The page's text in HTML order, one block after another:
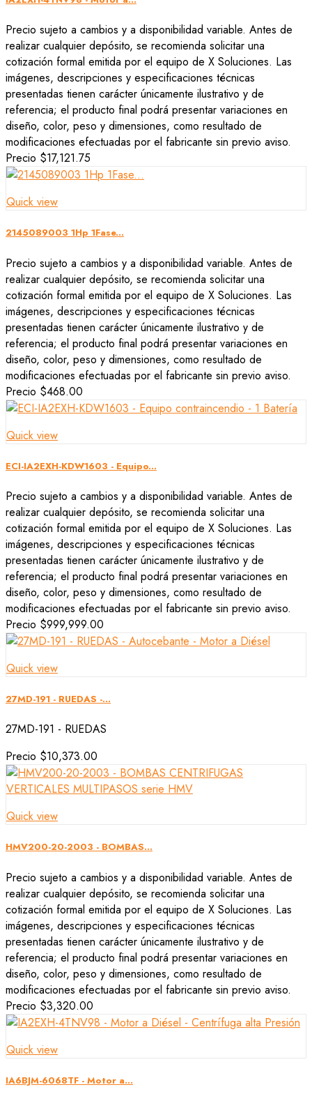
Precio sujeto a cambios y a disponibilidad variable. Antes de
realizar cualquier depósito, se recomienda solicitar una
cotización formal emitida por el equipo de X Soluciones. Las
imágenes, descripciones y especificaciones técnicas
presentadas tienen carácter únicamente ilustrativo y de
referencia; el producto final podrá presentar variaciones en
diseño, color, peso y dimensiones, como resultado de
modificaciones efectuadas por el fabricante sin previo aviso.
Precio $17,121.75
Quick view
2145089003 1Hp 1Fase...
Precio sujeto a cambios y a disponibilidad variable. Antes de
realizar cualquier depósito, se recomienda solicitar una
cotización formal emitida por el equipo de X Soluciones. Las
imágenes, descripciones y especificaciones técnicas
presentadas tienen carácter únicamente ilustrativo y de
referencia; el producto final podrá presentar variaciones en
diseño, color, peso y dimensiones, como resultado de
modificaciones efectuadas por el fabricante sin previo aviso.
Precio $468.00
Quick view
ECI-IA2EXH-KDW1603 - Equipo...
Precio sujeto a cambios y a disponibilidad variable. Antes de
realizar cualquier depósito, se recomienda solicitar una
cotización formal emitida por el equipo de X Soluciones. Las
imágenes, descripciones y especificaciones técnicas
presentadas tienen carácter únicamente ilustrativo y de
referencia; el producto final podrá presentar variaciones en
diseño, color, peso y dimensiones, como resultado de
modificaciones efectuadas por el fabricante sin previo aviso.
Precio $999,999.00
Quick view
27MD-191 - RUEDAS -...
27MD-191 - RUEDAS
Precio $10,373.00
Quick view
HMV200-20-2003 - BOMBAS...
Precio sujeto a cambios y a disponibilidad variable. Antes de
realizar cualquier depósito, se recomienda solicitar una
cotización formal emitida por el equipo de X Soluciones. Las
imágenes, descripciones y especificaciones técnicas
presentadas tienen carácter únicamente ilustrativo y de
referencia; el producto final podrá presentar variaciones en
diseño, color, peso y dimensiones, como resultado de
modificaciones efectuadas por el fabricante sin previo aviso.
Precio $3,320.00
Quick view
IA6BJM-6068TF - Motor a...